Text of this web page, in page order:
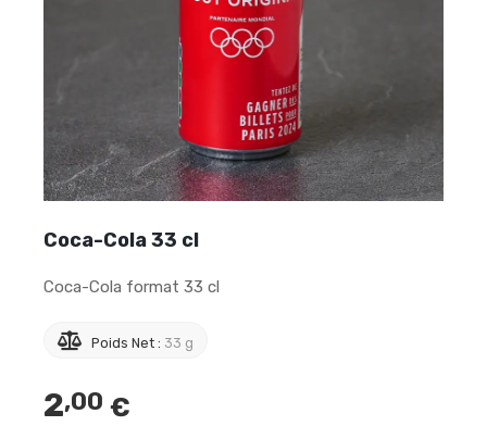
Coca-Cola 33 cl
Coca-Cola format 33 cl
Poids Net : 33 g
2,00 €